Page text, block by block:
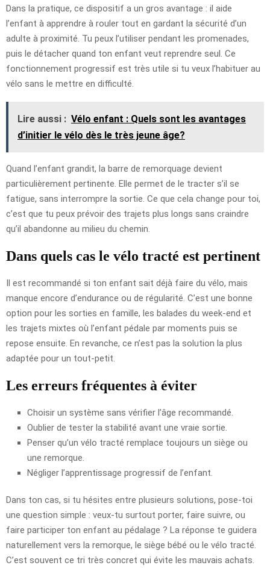
Dans la pratique, ce dispositif a un gros avantage : il aide
l’enfant à apprendre à rouler tout en gardant la sécurité d’un
adulte à proximité. Tu peux l’utiliser pendant les promenades,
puis le détacher quand ton enfant veut reprendre seul. Ce
fonctionnement progressif est très utile si tu veux l’habituer au
vélo sans le mettre en difficulté.
Lire aussi : Vélo enfant : Quels sont les avantages
d’initier le vélo dès le très jeune âge?
Quand l’enfant grandit, la barre de remorquage devient
particulièrement pertinente. Elle permet de le tracter s’il se
fatigue, sans interrompre la sortie. Ce que cela change pour toi,
c’est que tu peux prévoir des trajets plus longs sans craindre
qu’il abandonne au milieu du chemin.
Dans quels cas le vélo tracté est pertinent
Il est recommandé si ton enfant sait déjà faire du vélo, mais
manque encore d’endurance ou de régularité. C’est une bonne
option pour les sorties en famille, les balades du week-end et
les trajets mixtes où l’enfant pédale par moments puis se
repose ensuite. En revanche, ce n’est pas la solution la plus
adaptée pour un tout-petit.
Les erreurs fréquentes à éviter
Choisir un système sans vérifier l’âge recommandé.
Oublier de tester la stabilité avant une vraie sortie.
Penser qu’un vélo tracté remplace toujours un siège ou
une remorque.
Négliger l’apprentissage progressif de l’enfant.
Dans ton cas, si tu hésites entre plusieurs solutions, pose-toi
une question simple : veux-tu surtout porter, faire suivre, ou
faire participer ton enfant au pédalage ? La réponse te guidera
naturellement vers la remorque, le siège bébé ou le vélo tracté.
C’est souvent ce tri très concret qui évite les mauvais achats.